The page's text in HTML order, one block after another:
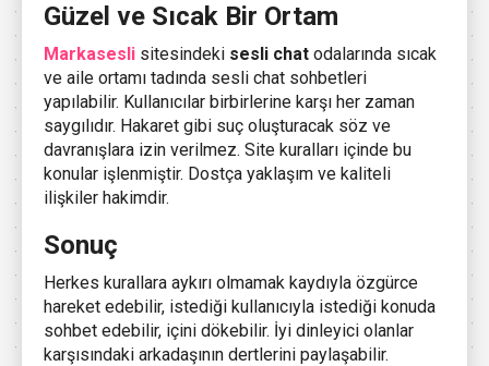
Güzel ve Sıcak Bir Ortam
Markasesli sitesindeki sesli chat odalarında sıcak
ve aile ortamı tadında sesli chat sohbetleri
yapılabilir. Kullanıcılar birbirlerine karşı her zaman
saygılıdır. Hakaret gibi suç oluşturacak söz ve
davranışlara izin verilmez. Site kuralları içinde bu
konular işlenmiştir. Dostça yaklaşım ve kaliteli
ilişkiler hakimdir.
Sonuç
Herkes kurallara aykırı olmamak kaydıyla özgürce
hareket edebilir, istediği kullanıcıyla istediği konuda
sohbet edebilir, içini dökebilir. İyi dinleyici olanlar
karşısındaki arkadaşının dertlerini paylaşabilir.